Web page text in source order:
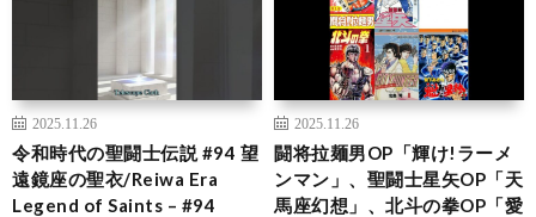
2025.11.26
令和時代の聖闘士伝説 #94 望
遠鏡座の聖衣/Reiwa Era
Legend of Saints – #94
2025.11.26
闘将拉麺男OP「輝け!ラーメ
ンマン」、聖闘士星矢OP「天
馬座幻想」、北斗の拳OP「愛